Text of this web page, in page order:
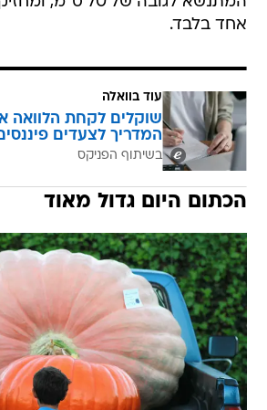
אחד בלבד.
עוד בוואלה
שוקלים לקחת הלוואה
המדריך לצעדים
בשיתוף הפניקס
הכתום היום גדול מאוד